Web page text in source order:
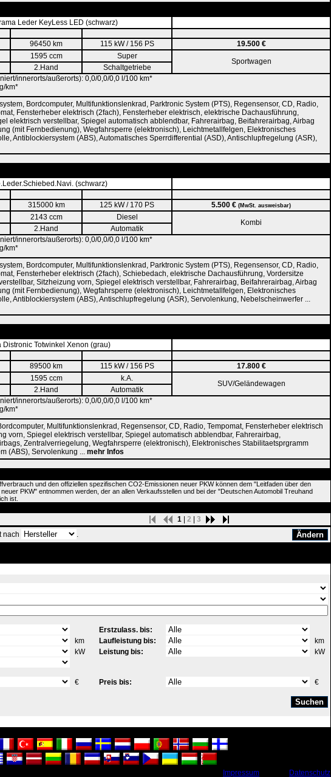
Leder KeyLess LED (schwarz)
96450 km 115 kW / 156 PS
19.500 €
1595 ccm Super
Sportwagen
2.Hand
Schaltgetriebe
innerorts/außerorts): 0,0/0,0/0,0 l/100 km*
km*
Bordcomputer, Multifunktionslenkrad, Parktronic System (PTS), Regensensor, CD, Radio,
Fensterheber elektrisch (2fach), Fensterheber elektrisch, elektrische Dachausführung,
elektrisch verstellbar, Spiegel automatisch abblendbar, Fahrerairbag, Beifahrerairbag, Airbag
(mit Fernbedienung), Wegfahrsperre (elektronisch), Leichtmetallfelgen, Elektronisches
Antiblockiersystem (ABS), Automatisches Sperrdifferential (ASD), Antischlupfregelung (ASR),
(schwarz)
315000 km 125 kW / 170 PS 5.500 € (MwSt. ausweisbar)
2143 ccm Diesel
Kombi
2.Hand
Automatik
innerorts/außerorts): 0,0/0,0/0,0 l/100 km*
km*
Bordcomputer, Multifunktionslenkrad, Parktronic System (PTS), Regensensor, CD, Radio,
Fensterheber elektrisch (2fach), Schiebedach, elektrische Dachausführung, Vordersitze
Sitzheizung vorn, Spiegel elektrisch verstellbar, Fahrerairbag, Beifahrerairbag, Airbag
(mit Fernbedienung), Wegfahrsperre (elektronisch), Leichtmetallfelgen, Elektronisches
Antiblockiersystem (ABS), Antischlupfregelung (ASR), Servolenkung, Nebelscheinwerfer ...
Distronic Totwinkel Xenon (grau)
89500 km 115 kW / 156 PS
17.800 €
1595 ccm k.A.
SUV/Geländewagen
2.Hand
Automatik
innerorts/außerorts): 0,0/0,0/0,0 l/100 km*
km*
Multifunktionslenkrad, Regensensor, CD, Radio, Tempomat, Fensterheber elektrisch
vorn, Spiegel elektrisch verstellbar, Spiegel automatisch abblendbar, Fahrerairbag,
Zentralverriegelung, Wegfahrsperre (elektronisch), Elektronisches Stabilitaetsprgramm
(ABS), Servolenkung ... mehr Infos
und den offiziellen spezifischen CO2-Emissionen neuer PKW können dem "Leitfaden über den
PKW" entnommen werden, der an allen Verkaufsstellen und bei der "Deutschen Automobil Treuhand
ist.
1 2
3
nach .
Erstzulass. bis:
km Laufleistung bis:
km
kW Leistung bis:
kW
€ Preis bis: €
Datenschutz
Impressum